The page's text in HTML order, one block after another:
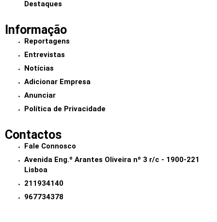
Destaques
Informação
Reportagens
Entrevistas
Notícias
Adicionar Empresa
Anunciar
Política de Privacidade
Contactos
Fale Connosco
Avenida Eng.º Arantes Oliveira nº 3 r/c - 1900-221
Lisboa
211934140
967734378